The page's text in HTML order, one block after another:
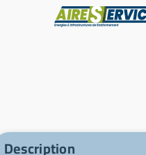
Fabricant
Description